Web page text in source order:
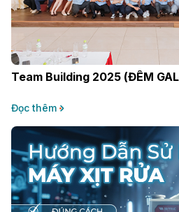
Team Building 2025 (ĐÊM
Đọc thêm